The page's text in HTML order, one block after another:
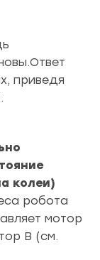
приведя
колеи)
робота
мотор
В (см.